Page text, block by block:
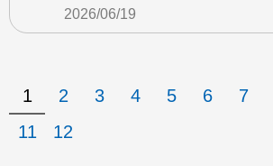
2026/06/19
1 2 3 4 5 6 7
11
12